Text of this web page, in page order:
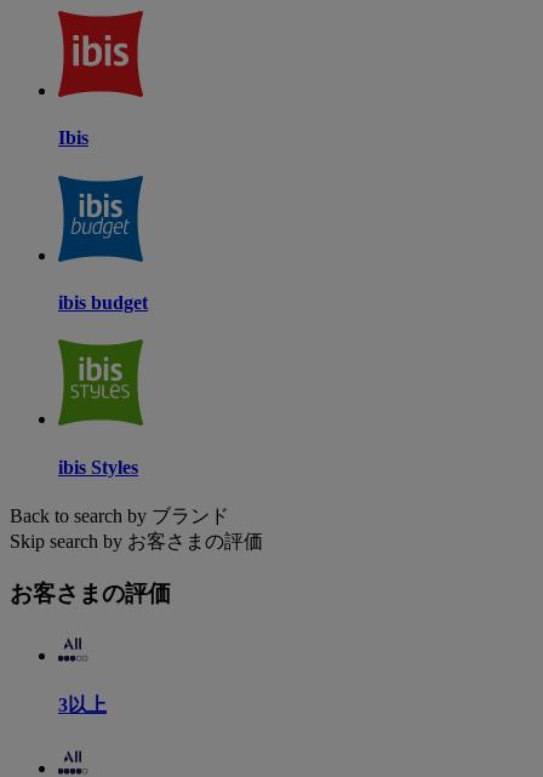
Ibis
ibis budget
ibis Styles
Back to search by ブランド
Skip search by お客さまの評価
お客さまの評価
3以上